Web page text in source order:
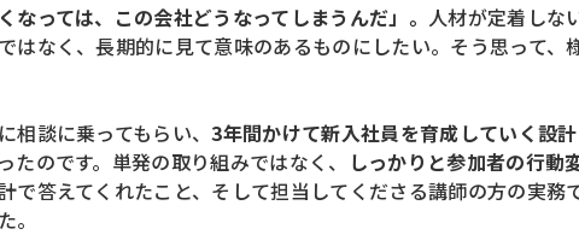
なっては、この会社どうなってしまうんだ」。 人材が定着しな
はなく、長期的に見て意味のあるものにしたい。そう思って
相談に乗ってもらい、3年間かけて新入社員を育成していく設計
たのです。単発の取り組みではなく、
しっかりと参加者の行動
で答えてくれたこと、そして担当してくださる講師の方の実
。